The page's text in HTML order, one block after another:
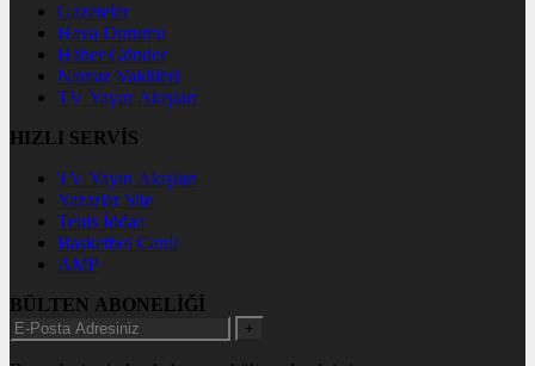
Gazeteler
Hava Durumu
Haber Gönder
Namaz Vakitleri
TV Yayın Akışları
HIZLI SERVİS
TV Yayın Akışları
Yazarlar Site
Tenis İddaa
Basketbol Canlı
AMP
BÜLTEN ABONELİĞİ
+